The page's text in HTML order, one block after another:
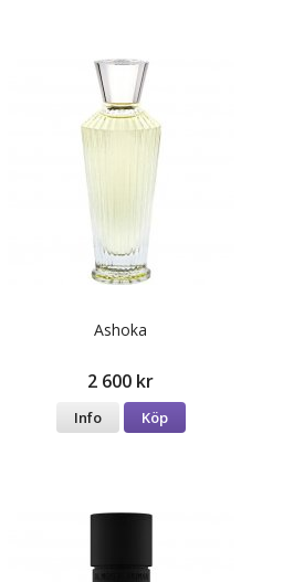
Ashoka
2 600 kr
Info Köp